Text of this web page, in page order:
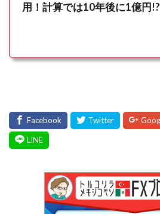
用！計算では10年後に1億円!?